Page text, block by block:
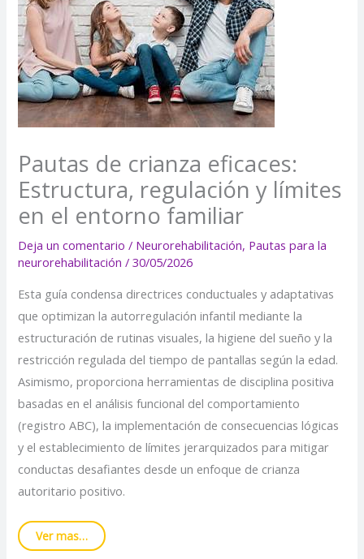
Pautas de crianza eficaces:
Estructura, regulación y límites
en el entorno familiar
Deja un comentario / Neurorehabilitación, Pautas para la
neurorehabilitación /30/05/2026
Esta guía condensa directrices conductuales y adaptativas
que optimizan la autorregulación infantil mediante la
estructuración de rutinas visuales, la higiene del sueño y la
restricción regulada del tiempo de pantallas según la edad.
Asimismo, proporciona herramientas de disciplina positiva
basadas en el análisis funcional del comportamiento
(registro ABC), la implementación de consecuencias lógicas
y el establecimiento de límites jerarquizados para mitigar
conductas desafiantes desde un enfoque de crianza
autoritario positivo.
Ver mas…